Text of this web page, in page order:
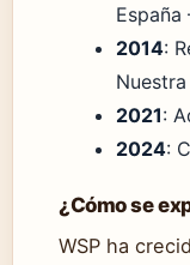
España
2014:
2021:
2024:
¿Cómo se
WSP ha